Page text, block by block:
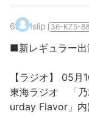
6. !slip 36-KZ5-
■新レギュラー出
【ラジオ】 05
東海ラジオ 「乃
urday Flavor」